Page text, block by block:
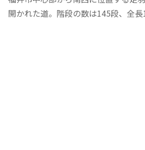
開かれた道。階段の数は145段、全